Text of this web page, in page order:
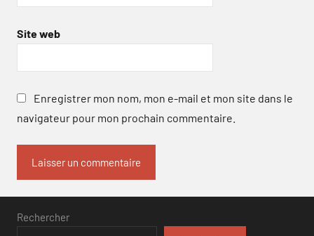
Site web
Enregistrer mon nom, mon e-mail et mon site dans le
navigateur pour mon prochain commentaire.
Rechercher